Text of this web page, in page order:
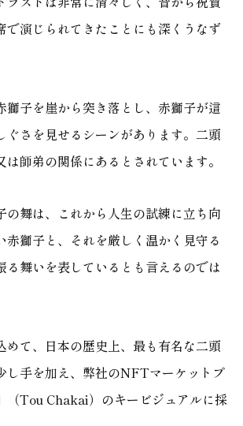
で演じられてきたことにも深くうなず
獅子を崖から突き落とし、赤獅子が這
ぐさを見せるシーンがあります。二頭
は師弟の関係にあるとされています。
の舞は、これから人生の試練に立ち向
赤獅子と、それを厳しく温かく見守る
る舞いを表しているとも言えるのでは
めて、日本の歴史上、最も有名な二頭
し手を加え、弊社のNFTマーケットプ
」（Tou Chakai）のキービジュアルに採